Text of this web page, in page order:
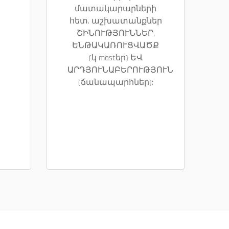
մատակարարների
հետ. աշխատանքներ
ՇԻՆՈՒԹՅՈՒՆՆԵՐ,
ԵՆԹԱԿԱՌՈՒՑՎԱԾՔ
(կ mostեր) ԵՎ
ԱՐԴՅՈՒՆԱԲԵՐՈՒԹՅՈՒՆ
(ճանապարհներ):